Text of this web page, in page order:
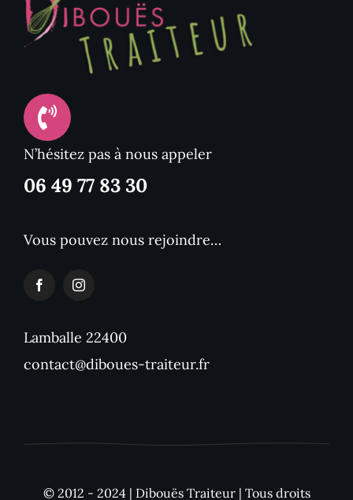
N’hésitez pas à nous appeler
06 49 77 83 30
Vous pouvez nous rejoindre…
Lamballe 22400
contact@diboues-traiteur.fr
© 2012 - 2024 | Dibouës Traiteur | Tous droits